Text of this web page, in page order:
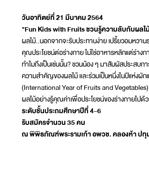
วันอาทิตย์ที่ 21 มีนาคม 2564
"Fun Kids with Fruits ชวนรู้ความลับกับผล
ผลไม้..นอกจากจะรับประทานง่าย เปรี้ยวอมหวา
คุณประโยชน์ต่อร่างกาย ไม่ใช่อาหารหลักแต่ร่างก
ทำไมถึงเป็นเช่นนั้น? ชวนน้อง ๆ มาสัมผัสประสบ
ความสำคัญของผลไม้ และร่วมเป็นหนึ่งในปีแห่งผั
(International Year of Fruits and
ผลไม้อย่างรู้คุณค่าเพื่อประโยชน์ของร่างกายไปด้
ระดับชั้นประถมศึกษาปีที่ 4-6
รับสมัครจำนวน 35 คน
ณ พิพิธภัณฑ์พระรามเก้า อพวช. คลองห้า ปทุ